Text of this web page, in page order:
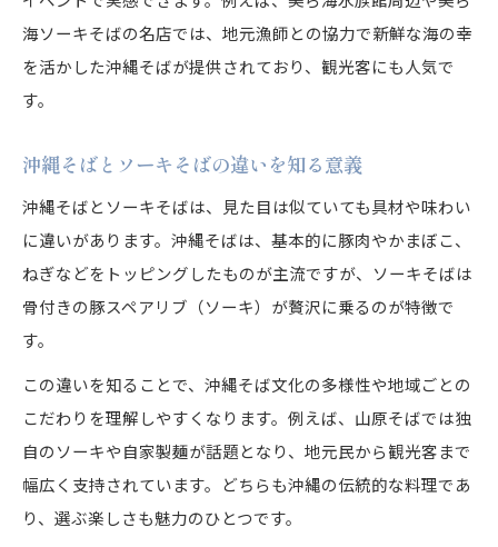
海ソーキそばの名店では、地元漁師との協力で新鮮な海の幸
を活かした沖縄そばが提供されており、観光客にも人気で
す。
沖縄そばとソーキそばの違いを知る意義
沖縄そばとソーキそばは、見た目は似ていても具材や味わい
に違いがあります。沖縄そばは、基本的に豚肉やかまぼこ、
ねぎなどをトッピングしたものが主流ですが、ソーキそばは
骨付きの豚スペアリブ（ソーキ）が贅沢に乗るのが特徴で
す。
この違いを知ることで、沖縄そば文化の多様性や地域ごとの
こだわりを理解しやすくなります。例えば、山原そばでは独
自のソーキや自家製麺が話題となり、地元民から観光客まで
幅広く支持されています。どちらも沖縄の伝統的な料理であ
り、選ぶ楽しさも魅力のひとつです。